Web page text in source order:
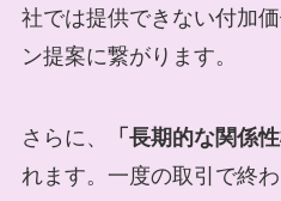
社では提供できない付加
ン提案に繋がります。
さらに、 「長期的な関係性
れます。一度の取引で終